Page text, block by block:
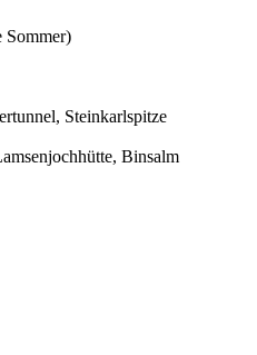
Sommer)
Steinkarlspitze
Binsalm